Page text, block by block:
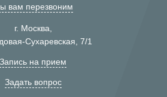
вам перезвоним
г. Москва,
Сухаревская, 7/1
Запись на прием
Задать вопрос